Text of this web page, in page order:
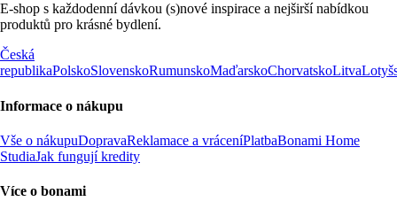
E-shop s každodenní dávkou (s)nové inspirace a nejširší nabídkou
produktů pro krásné bydlení.
Česká
republikaPolskoSlovenskoRumunskoMaďarskoChorvatskoLitva
Informace o nákupu
Vše o nákupuDopravaReklamace a vráceníPlatbaBonami Home
StudiaJak fungují kredity
Více o bonami